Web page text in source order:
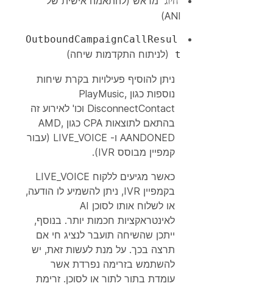
ANI)
OutboundCampaignCallResul
t
(לניתוח התקדמות שיחה)
ניתן להוסיף פעילויות בקרת שיחות
נוספות כגון PlayMusic,
DisconnectContact וכו' לאירוע זה
בהתאם לתוצאות CPA כגון AMD,
AANDONED ו- LIVE_VOICE (עבור
קמפיין מבוסס IVR).
כאשר מגיעים ללקוח LIVE_VOICE
בקמפיין IVR, ניתן להשמיע לו הודעה,
או לשלוח אותו לסוכן AI
לאינטראקציות חכמות יותר. בנוסף,
ייתכן שהשיחה תועבר לנציג חי אם
תרצה בכך. על מנת לעשות זאת, יש
להשתמש בזרימה נפרדת אשר
עומדת בתור לתור או לסוכן. זרימת